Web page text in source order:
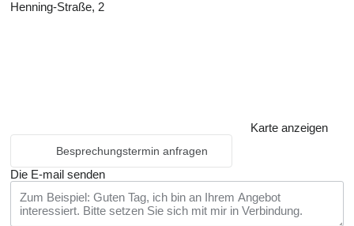
Henning-Straße, 2
Karte anzeigen
Besprechungstermin anfragen
Die E-mail senden